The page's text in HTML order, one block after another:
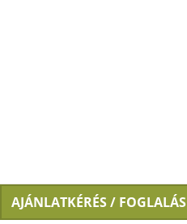
AJÁNLATKÉRÉS / FOGLALÁS